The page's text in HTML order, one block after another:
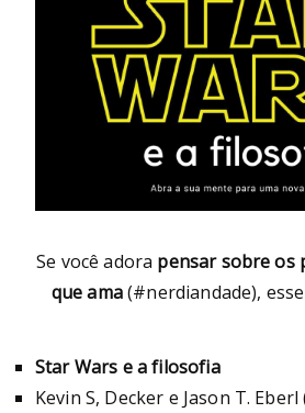
Se você adora pensar sobre os
que ama(#nerdiandade),
Star Wars e a filosofia
Kevin S, Decker e Jason T. Eberl